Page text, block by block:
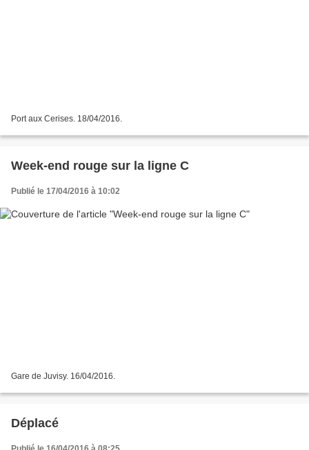
Port aux Cerises. 18/04/2016.
Week-end rouge sur la ligne C
Publié le 17/04/2016 à 10:02
Gare de Juvisy. 16/04/2016.
Déplacé